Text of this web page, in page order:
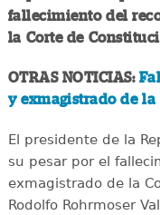
fallecimiento del
la Corte de
OTRAS NOTICIAS:
y exmagistrado de la
El presidente de la
su pesar por el
exmagistrado de la
Rodolfo Rohrmoser